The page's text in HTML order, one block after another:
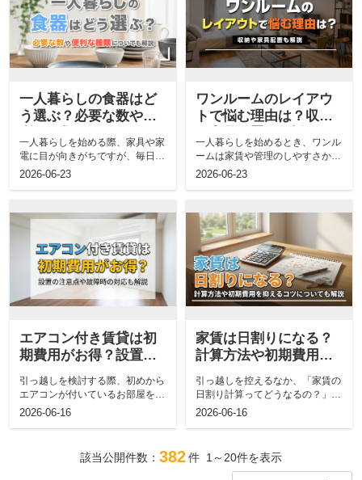
一人暮らしの食器はど
う選ぶ？必要な数や便
説
一人暮らしを始める際、家具や家
電に目が向きがちですが、毎日の
食事を支える食器選びも大切で
2026-06-23
ワンルームのレイアウ
トで悩む理由は？収納
一人暮らしを始めるとき、ワンル
ームは家賃や管理のしやすさから
候補に入りやすい間取りです。一
2026-06-23
エアコン付き賃貸は初
期費用がお得？設置の
注意点や故障時の対応
も解説
引っ越しを検討する際、初めから
エアコンが付いているお部屋を選
ぶべきか悩む方は多いのではない
2026-06-16
家賃は日割りになる？
計算方法や初期費用を
抑えるコツについても
解説
引っ越しを控えるなか、「家賃の
日割り計算ってどうなるの？」と
疑問に思うことはありませんか。
2026-06-16
該当公開件数： 382件 1～20件を表示